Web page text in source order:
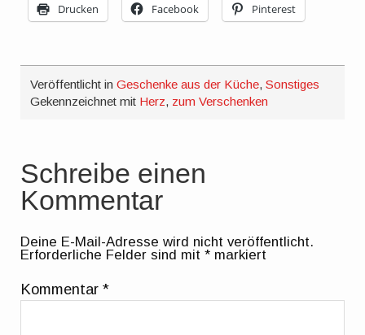
Drucken Facebook Pinterest
Veröffentlicht inGeschenke aus der Küche,Sonstiges
Gekennzeichnet mit Herz, zum Verschenken
Schreibe einen
Kommentar
Deine E-Mail-Adresse wird nicht veröffentlicht.
Erforderliche Felder sind mit* markiert
Kommentar*